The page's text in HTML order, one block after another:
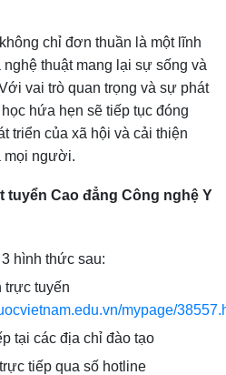
chỉ đơn thuần là một lĩnh
thuật mang lại sự sống và
vai trò quan trọng và sự phát
hứa hẹn sẽ tiếp tục đóng
triển của xã hội và cải thiện
mọi người.
Cao đẳng Công nghệ Y
hình thức sau:
trực tuyến
mypage/
tại các địa chỉ đào tạo
tiếp qua số hotline